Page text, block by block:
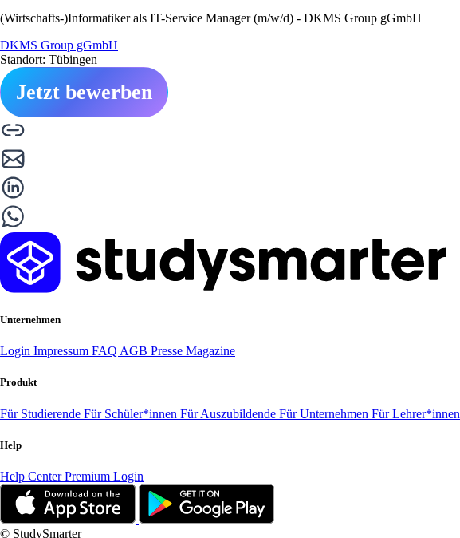
(Wirtschafts-)Informatiker als IT-Service Manager (m/w/d) - DKMS Group gGmbH
DKMS Group gGmbH
Standort: Tübingen
Jetzt bewerben
Unternehmen
Login Impressum FAQ AGB Presse Magazine
Produkt
Für Studierende Für Schüler*innen Für Auszubildende Für Unternehmen Für Lehrer*innen
Help
Help CenterPremium Login
© StudySmarter